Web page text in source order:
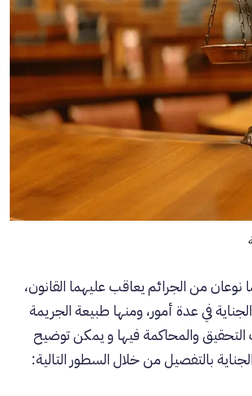
نوعان من الجرائم يعاقب عليهما القانون،
في عدة أمور، ومنها طبيعة الجريمة
التحقيق والمحاكمة فيها و يمكن توضيح
بالتفصيل من خلال السطور التالية: